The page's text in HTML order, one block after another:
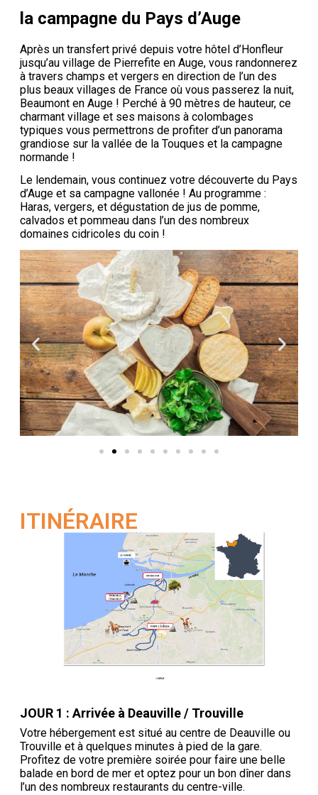
la campagne du Pays d’Auge
Après un transfert privé depuis votre hôtel d’Honfleur
jusqu’au village de Pierrefite en Auge, vous randonnerez
à travers champs et vergers en direction de l’un des
plus beaux villages de France où vous passerez la nuit,
Beaumont en Auge ! Perché à 90 mètres de hauteur, ce
charmant village et ses maisons à colombages
typiques vous permettrons de profiter d’un panorama
grandiose sur la vallée de la Touques et la campagne
normande !
Le lendemain, vous continuez votre découverte du Pays
d’Auge et sa campagne vallonée ! Au programme :
Haras, vergers, et dégustation de jus de pomme,
calvados et pommeau dans l’un des nombreux
domaines cidricoles du coin !
ITINÉRAIRE
JOUR 1 : Arrivée à Deauville / Trouville
Votre hébergement est situé au centre de Deauville ou
Trouville et à quelques minutes à pied de la gare.
Profitez de votre première soirée pour faire une belle
balade en bord de mer et optez pour un bon dîner dans
l’un des nombreux restaurants du centre-ville.